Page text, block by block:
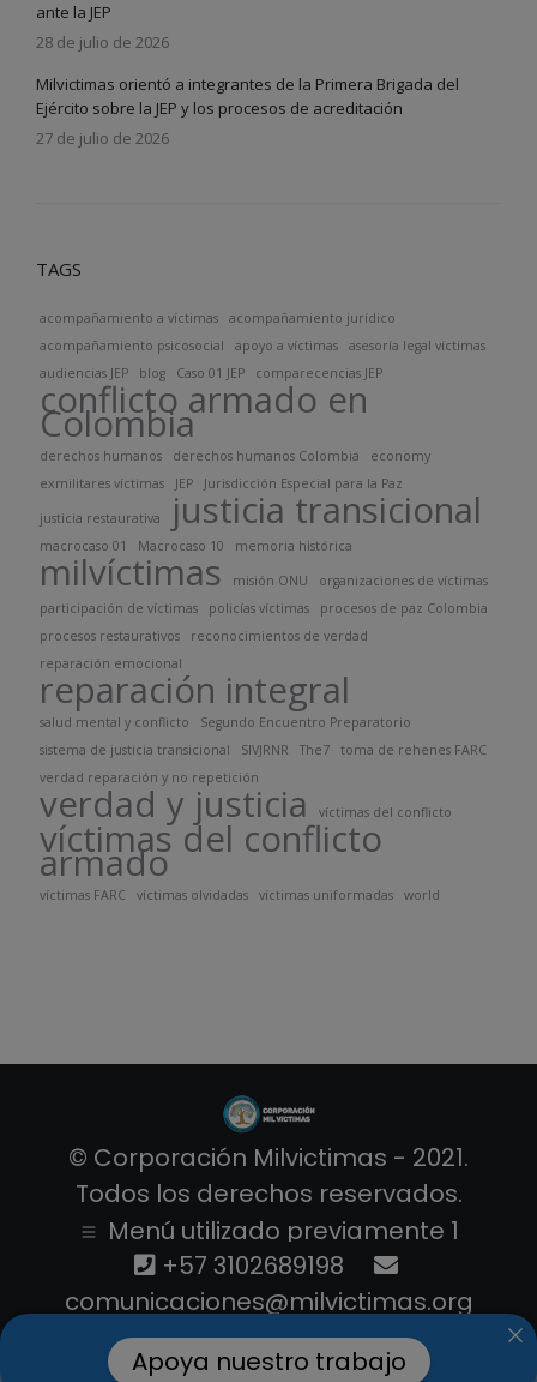
ante la JEP
28 de julio de 2026
Milvictimas orientó a integrantes de la Primera Brigada del
Ejército sobre la JEP y los procesos de acreditación
27 de julio de 2026
TAGS
acompañamiento a víctimas
acompañamiento jurídico
acompañamiento psicosocial
apoyo a víctimas
asesoría legal víctimas
audiencias JEP
blog Caso 01 JEP comparecencias JEP
conflicto armado en
Colombia
derechos humanos derechos humanos Colombia
economy
exmilitares víctimas
JEP Jurisdicción Especial para la Paz
justicia restaurativa justicia transicional
macrocaso 01 Macrocaso 10 memoria histórica
milvíctimas misión ONU
organizaciones de víctimas
participación de víctimas
policías víctimas
procesos de paz Colombia
procesos restaurativos
reconocimientos de verdad
reparación emocional
reparación integral
salud mental y conflicto
Segundo Encuentro Preparatorio
sistema de justicia transicional
SIVJRNR The7
toma de rehenes FARC
verdad reparación y no repetición
verdad y justicia víctimas del conflicto
víctimas del conflicto
armado
víctimas FARC víctimas olvidadas víctimas uniformadas world
© Corporación Milvictimas - 2021.
Todos los derechos reservados.
Menú utilizado previamente 1
+57 3102689198
comunicaciones@milvictimas.org
Apoya nuestro trabajo